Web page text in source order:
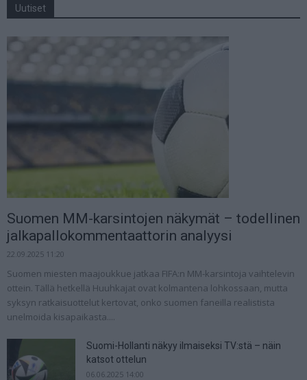
Uutiset
Suomen MM-karsintojen näkymät – todellinen
jalkapallokommentaattorin analyysi
22.09.2025 11:20
Suomen miesten maajoukkue jatkaa FIFA:n MM-karsintoja vaihtelevin
ottein. Tällä hetkellä Huuhkajat ovat kolmantena lohkossaan, mutta
syksyn ratkaisuottelut kertovat, onko suomen faneilla realistista
unelmoida kisapaikasta....
Suomi-Hollanti näkyy ilmaiseksi TV:stä – näin
katsot ottelun
06.06.2025 14:00